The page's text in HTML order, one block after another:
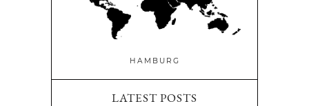
HAMBURG
LATEST POSTS